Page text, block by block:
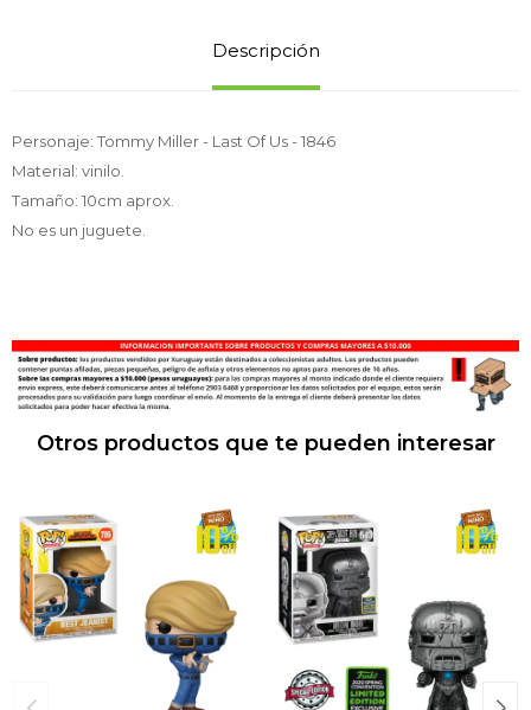
Descripción
Personaje: Tommy Miller - Last Of Us - 1846
Material: vinilo.
Tamaño: 10cm aprox.
No es un juguete.
Otros productos que te pueden interesar